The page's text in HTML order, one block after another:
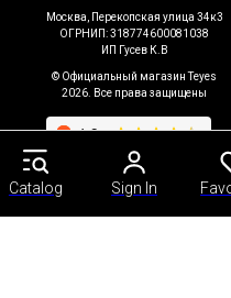
Catalog Sign In
Catalog Sign In
Москва, Перекопская улица 34к3
ОГРНИП: 318774600081038
ИП Гусев К.В
© Официальный магазин Teyes
2026. Все права защищены